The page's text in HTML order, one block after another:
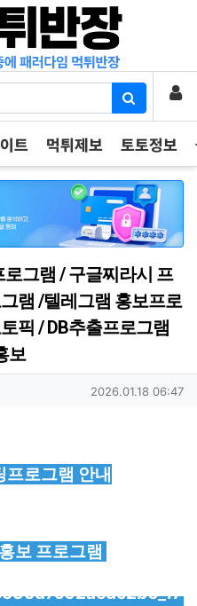
로
트 먹튀제보 토토정보
그램 / 구글찌라시 프
램 /텔레그램 홍보프로
픽 / DB추출프로그램
보
작성일
2026.01.18 06:47
로그램 안내
보 프로그램